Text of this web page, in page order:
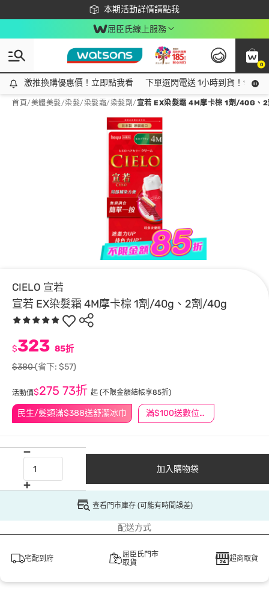
本期活動詳情請點我
下載app最高回饋$350
屈臣氏線上服務
0
激推換購優惠價！立即點我看
激推換購優惠價！立即點我看 下單選閃電送 1小時到貨！領神
首頁/美體美髮/染髮/染髮霜/染髮劑 /宣若 EX染髮霜 4M摩卡棕 1劑/40G、
CIELO 宣若
宣若 EX染髮霜 4M摩卡棕 1劑/40g、2劑/40g
民生/髮類滿$388送舒潔冰巾 滿$100送數位印花
$323 85折
$380(省下: $57)
活動價$275 73折 起 (不限金額結帳享85折)
加入購物袋
查看門市庫存 (可能有時間誤差)
配送方式
宅配到府
屈臣氏門市
取貨
超商取貨